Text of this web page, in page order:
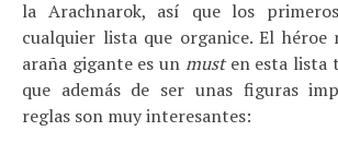
la Arachnarok, así que los
cualquier lista que organice. El héroe
araña gigante es un musten esta lista
que además de ser unas figuras
reglas son muy interesantes: